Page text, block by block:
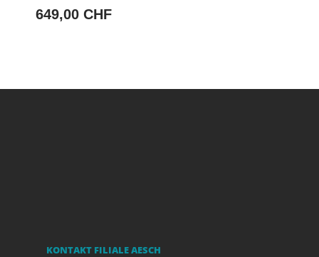
649,00 CHF
KONTAKT FILIALE AESCH